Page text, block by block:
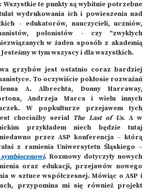
Wszystkie te punkty są wybitnie potrzebne
wydrukowania ich i powieszenia nad
- edukatorów, nauczycieli, uczniów,
polonistów - czy “zwykłych
w żaden sposób z akademią
w tym wszyscy i dla wszystkich.
grzybów jest ostatnio coraz bardziej
To oczywiście pokłosie rozważań
A. Albrechta, Donny Harraway,
Andrzeja Marca i wielu innych
W popkulturze przejawem tych
chociażby serial The Last of Us. A w
przykładem niech będzie tutaj
przez ASP konferencja – którą
z ramienia Uniwersytetu Śląskiego –
. Rozmowy dotyczyły nowych
oraz edukacji, przejawów nowego
w sztuce współczesnej. Mówiąc o ASP i
przypomina mi się również projekt